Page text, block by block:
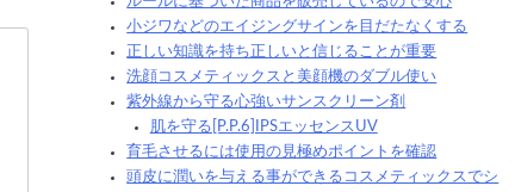
小ジワなどのエイジングサインを目だたなくする
正しい知識を持ち正しいと信じることが重要
洗顔コスメティックスと美顔機のダブル使い
紫外線から守る心強いサンスクリーン剤
肌を守る[P.P.6]IPSエッセンスUV
育毛させるには使用の見極めポイントを確認
頭皮に潤いを与える事ができるコスメティックスでシ